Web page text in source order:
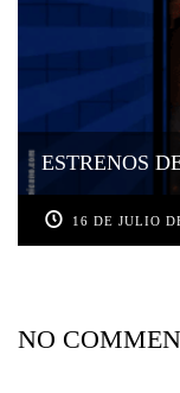
ESTRENOS
16 DE JULIO
NO